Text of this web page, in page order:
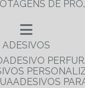
DE
ADESIVOS
ADESIVO
ADESIVOS